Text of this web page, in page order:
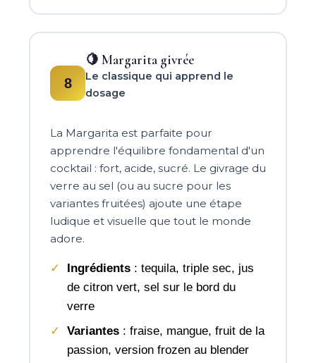
8
🍋 Margarita givrée
Le classique qui apprend le
dosage
La Margarita est parfaite pour
apprendre l'équilibre fondamental d'un
cocktail : fort, acide, sucré. Le givrage du
verre au sel (ou au sucre pour les
variantes fruitées) ajoute une étape
ludique et visuelle que tout le monde
adore.
Ingrédients : tequila, triple sec, jus
de citron vert, sel sur le bord du
verre
Variantes : fraise, mangue, fruit de la
passion, version frozen au blender